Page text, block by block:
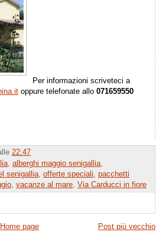
Per informazioni scriveteci a
oppure telefonate allo 071659550
22:47
, alberghi maggio senigallia,
senigallia, offerte speciali, pacchetti
, vacanze al mare, Via Carducci in fiore
Post più vecchio
Home page